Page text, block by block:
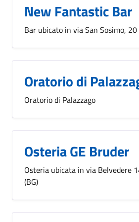
New Fantastic Bar
Bar ubicato in via San Sosimo, 20
Oratorio di
Oratorio di Palazzago
Osteria GE Bruder
Osteria ubicata in via Belvedere
(BG)